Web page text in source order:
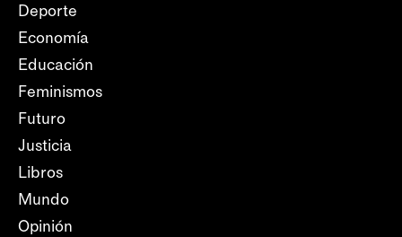
Deporte
Economía
Educación
Feminismos
Futuro
Justicia
Libros
Mundo
Opinión